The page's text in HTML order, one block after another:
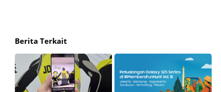
Berita Terkait